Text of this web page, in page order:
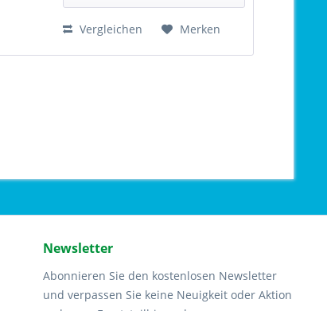
Vergleichen Merken
Newsletter
Abonnieren Sie den kostenlosen Newsletter
und verpassen Sie keine Neuigkeit oder Aktion